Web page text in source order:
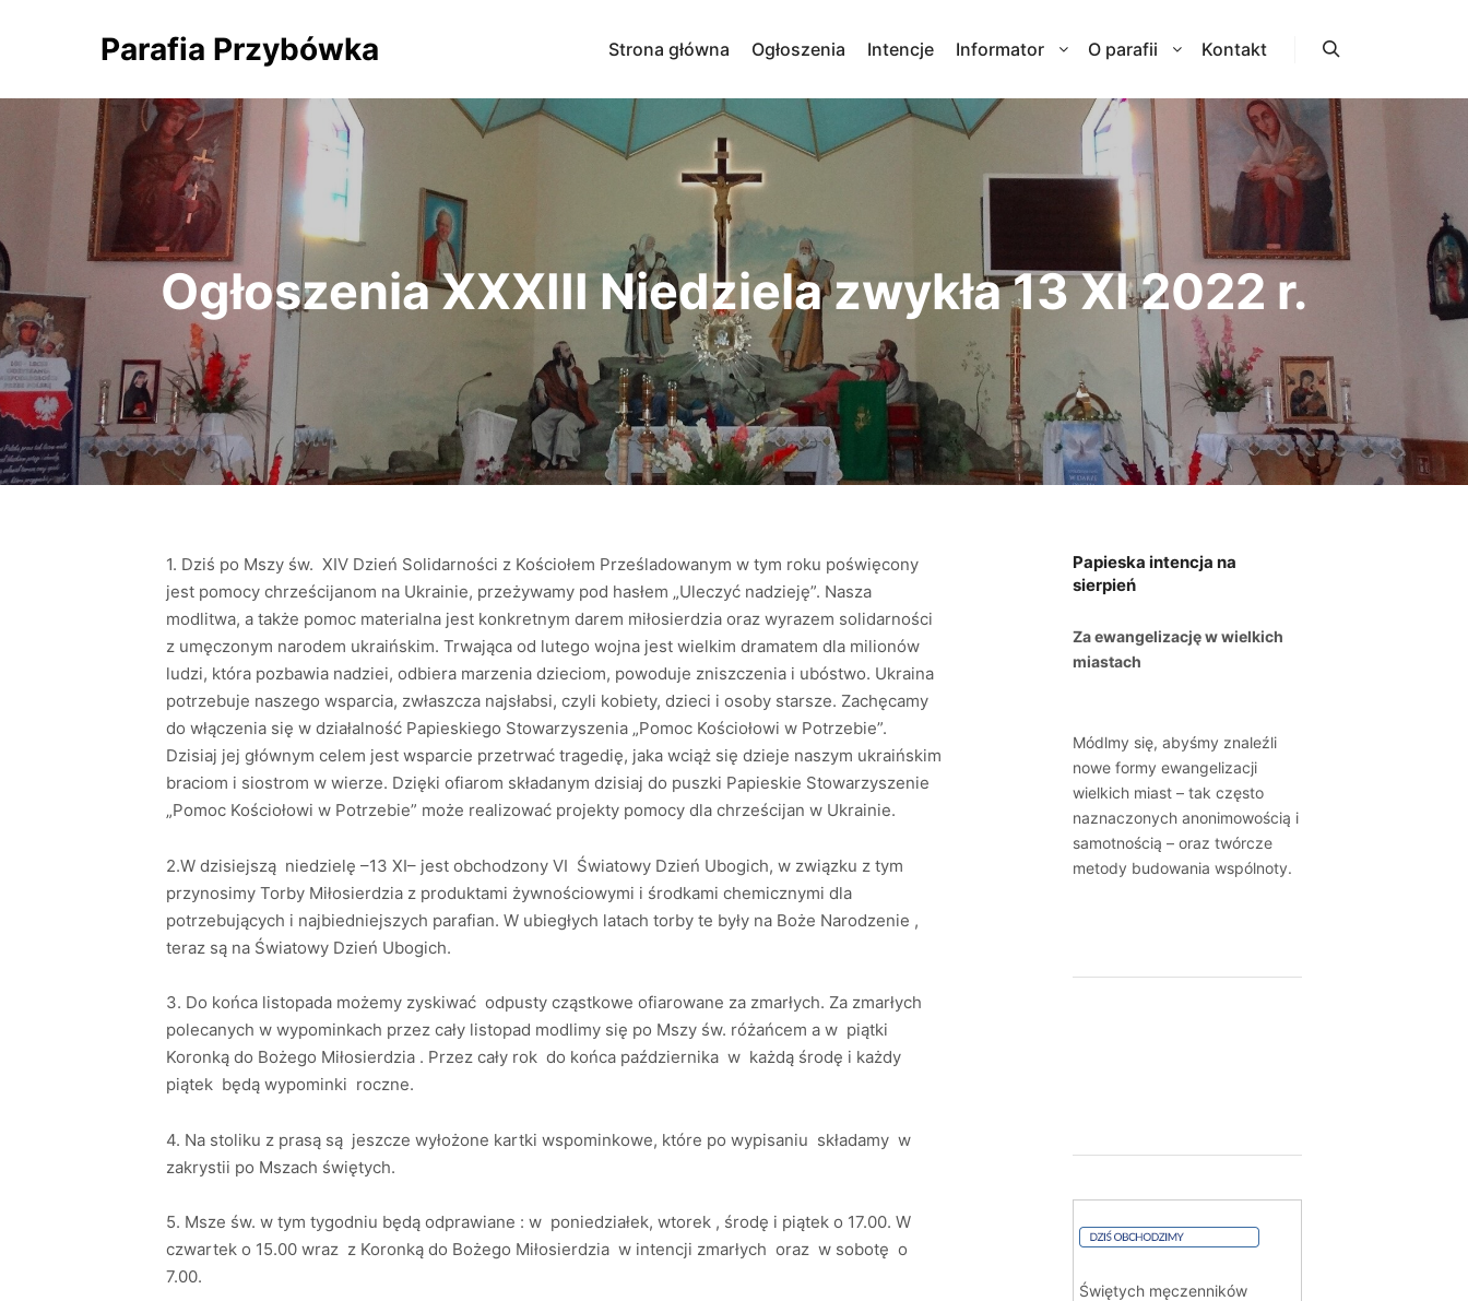
Parafia Przybówka Strona główna Ogłoszenia Intencje Informator O parafii Kontakt
Ogłoszenia XXXIII Niedziela zwykła 13 XI 2022 r.
1. Dziś po Mszy św. XIV Dzień Solidarności z Kościołem Prześladowanym w tym roku poświęcony
jest pomocy chrześcijanom na Ukrainie, przeżywamy pod hasłem „Uleczyć nadzieję”. Nasza
modlitwa, a także pomoc materialna jest konkretnym darem miłosierdzia oraz wyrazem solidarności
z umęczonym narodem ukraińskim. Trwająca od lutego wojna jest wielkim dramatem dla milionów
ludzi, która pozbawia nadziei, odbiera marzenia dzieciom, powoduje zniszczenia i ubóstwo. Ukraina
potrzebuje naszego wsparcia, zwłaszcza najsłabsi, czyli kobiety, dzieci i osoby starsze. Zachęcamy
do włączenia się w działalność Papieskiego Stowarzyszenia „Pomoc Kościołowi w Potrzebie”.
Dzisiaj jej głównym celem jest wsparcie przetrwać tragedię, jaka wciąż się dzieje naszym ukraińskim
braciom i siostrom w wierze. Dzięki ofiarom składanym dzisiaj do puszki Papieskie Stowarzyszenie
„Pomoc Kościołowi w Potrzebie” może realizować projekty pomocy dla chrześcijan w Ukrainie.
2.W dzisiejszą niedzielę –13 XI– jest obchodzony VI Światowy Dzień Ubogich, w związku z tym
przynosimy Torby Miłosierdzia z produktami żywnościowymi i środkami chemicznymi dla
potrzebujących i najbiedniejszych parafian. W ubiegłych latach torby te były na Boże Narodzenie ,
teraz są na Światowy Dzień Ubogich.
3. Do końca listopada możemy zyskiwać odpusty cząstkowe ofiarowane za zmarłych. Za zmarłych
polecanych w wypominkach przez cały listopad modlimy się po Mszy św. różańcem a w piątki
Koronką do Bożego Miłosierdzia . Przez cały rok do końca października w każdą środę i każdy
piątek będą wypominki roczne.
4. Na stoliku z prasą są jeszcze wyłożone kartki wspominkowe, które po wypisaniu składamy w
zakrystii po Mszach świętych.
5. Msze św. w tym tygodniu będą odprawiane : w poniedziałek, wtorek , środę i piątek o 17.00. W
czwartek o 15.00 wraz z Koronką do Bożego Miłosierdzia w intencji zmarłych oraz w sobotę o
7.00.
Papieska intencja na
sierpień
Za ewangelizację w wielkich
miastach
Módlmy się, abyśmy znaleźli
nowe formy ewangelizacji
wielkich miast – tak często
naznaczonych anonimowością i
samotnością – oraz twórcze
metody budowania wspólnoty.
Świętych męczenników